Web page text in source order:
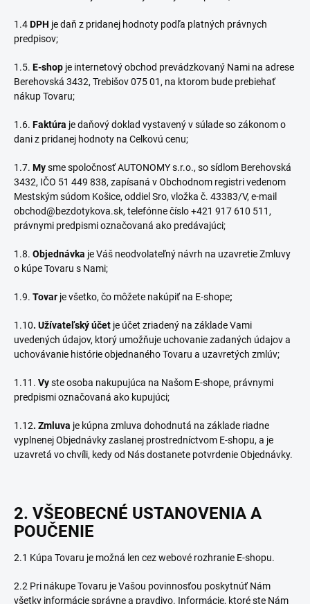
1.4DPH je daň z pridanej hodnoty podľa platných právnych
predpisov;
1.5. E-shop je internetový obchod prevádzkovaný Nami na adrese
Berehovská 3432, Trebišov 075 01, na ktorom bude prebiehať
nákup Tovaru;
1.6. Faktúra je daňový doklad vystavený v súlade so zákonom o
dani z pridanej hodnoty na Celkovú cenu;
1.7. Mysme spoločnosť AUTONOMY s.r.o., so sídlom Berehovská
3432, IČO 51 449 838, zapísaná v Obchodnom registri vedenom
Mestským súdom Košice, oddiel Sro, vložka č. 43383/V, e-mail
obchod@bezdotykova.sk, telefónne číslo+421 917 610 511 ,
právnymi predpismi označovaná ako predávajúci;
1.8. Objednávka je Váš neodvolateľný návrh na uzavretie Zmluvy
o kúpe Tovaru s Nami;
1.9. Tovar je všetko, čo môžete nakúpiť na E-shope;
1.10. Užívateľský účet je účet zriadený na základe Vami
uvedených údajov, ktorý umožňuje uchovanie zadaných údajov a
uchovávanie histórie objednaného Tovaru a uzavretých zmlúv;
1.11. Vyste osoba nakupujúca na Našom E-shope, právnymi
predpismi označovaná ako kupujúci;
1.12. Zmluva je kúpna zmluva dohodnutá na základe riadne
vyplnenej Objednávky zaslanej prostredníctvom E-shopu, a je
uzavretá vo chvíli, kedy od Nás dostanete potvrdenie Objednávky.
2. VŠEOBECNÉ USTANOVENIA A
POUČENIE
2.1 Kúpa Tovaru je možná len cez webové rozhranie E-shopu.
2.2 Pri nákupe Tovaru je Vašou povinnosťou poskytnúť Nám
všetky informácie správne a pravdivo. Informácie, ktoré ste Nám